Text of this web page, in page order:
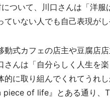
ついて、川口さんは「洋
ていない人でも自己表現が
式カフェの店主や豆腐店
さんは「自分らしく人生を
的に取り組んでくれてうれ
piece of life』とある通り、